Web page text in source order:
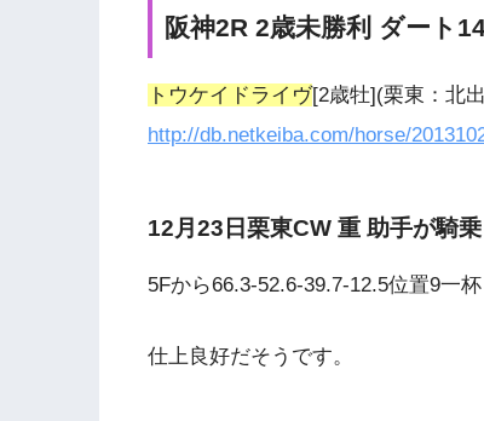
阪神2R 2歳未勝利 ダート
トウケイドライヴ[2歳牡](栗東：北
http://db.netkeiba.com/horse/
12月23日栗東CW 重 助手が騎
5Fから66.3-52.6-39.7-12.5位置9一杯
仕上良好だそうです。